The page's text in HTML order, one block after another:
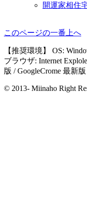
開運家相住
このページの一番上へ
【推奨環境】 OS:
ブラウザ: Internet
版 / GoogleCrome 最新
© 2013- Miinaho Right